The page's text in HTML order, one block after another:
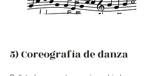
5) Coreografía de danza